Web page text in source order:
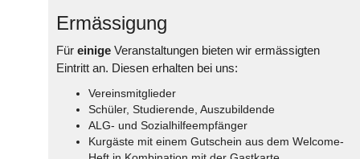
Ermässigung
Für einige Veranstaltungen bieten wir ermässigten
Eintritt an. Diesen erhalten bei uns:
Vereinsmitglieder
Schüler, Studierende, Auszubildende
ALG- und Sozialhilfeempfänger
Kurgäste mit einem Gutschein aus dem Welcome-